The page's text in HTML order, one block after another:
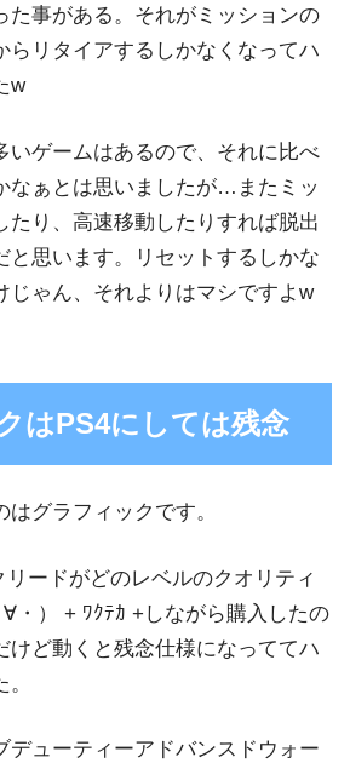
た事がある。それがミッションの
らリタイアするしかなくなってハ
w
いゲームはあるので、それに比べ
なぁとは思いましたが…またミッ
たり、高速移動したりすれば脱出
と思います。リセットするしかな
じゃん、それよりはマシですよw
はPS4にしては残念
グラフィックです。
ードがどのレベルのクオリティ
・） + ﾜｸﾃｶ +しながら購入したの
けど動くと残念仕様になっててハ
デューティーアドバンスドウォー